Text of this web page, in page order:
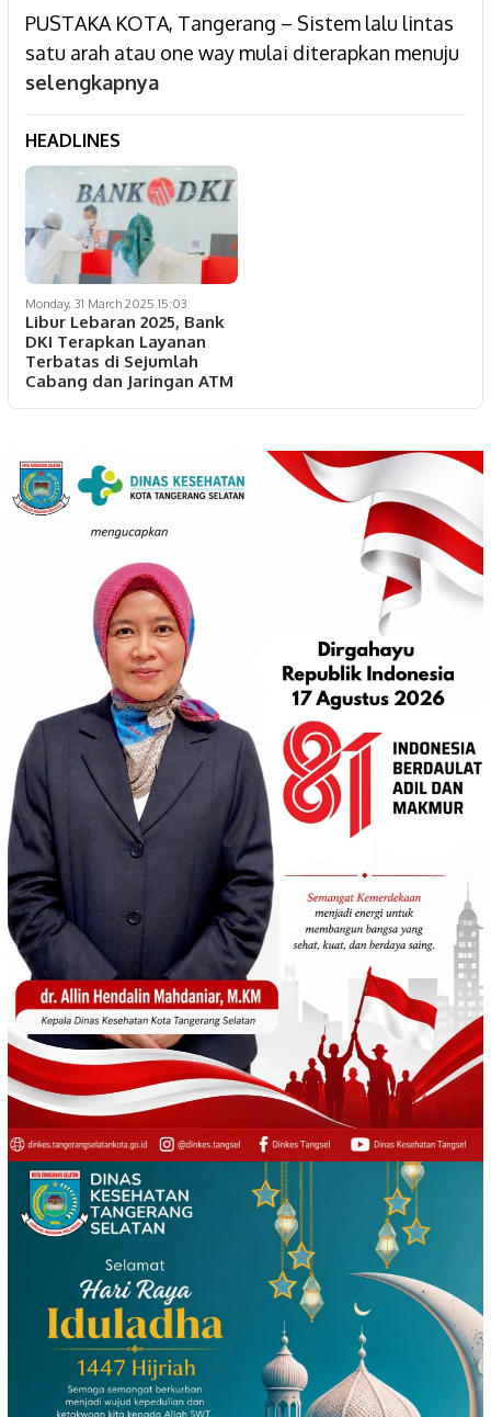
PUSTAKA KOTA, Tangerang – Sistem lalu lintas
satu arah atau one way mulai diterapkan menuju
selengkapnya
HEADLINES
Monday, 31 March 2025 15:03
Libur Lebaran 2025, Bank
DKI Terapkan Layanan
Terbatas di Sejumlah
Cabang dan Jaringan ATM